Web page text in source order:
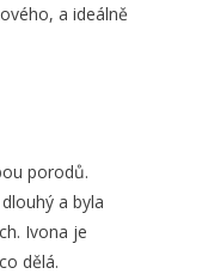
a ideálně
porodů.
a byla
Ivona je
dělá.